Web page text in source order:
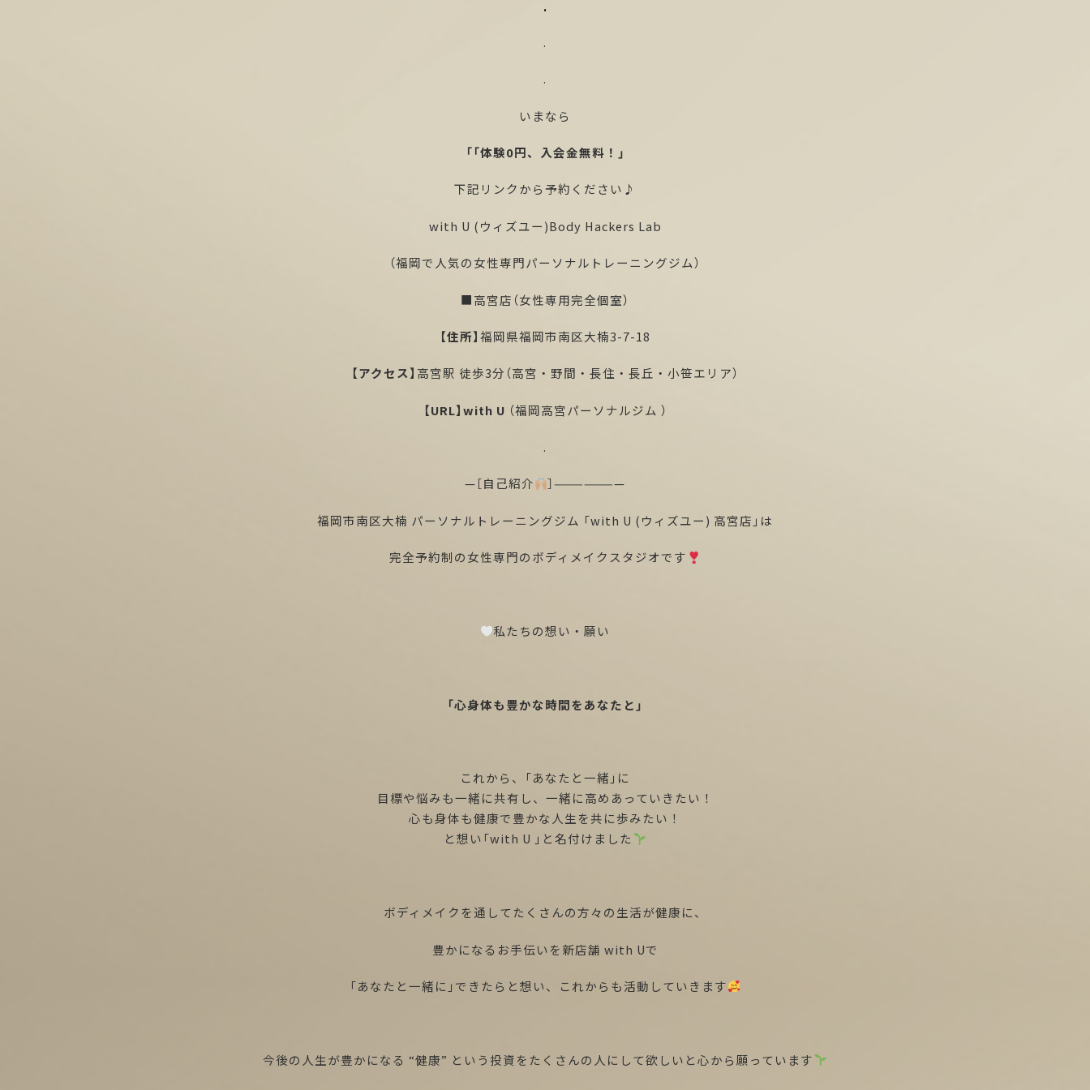
.
.
.
いまなら
「「体験0円、入会金無料！」
下記リンクから予約ください♪
with U (ウィズユー)Body Hackers Lab
（福岡で人気の女性専門パーソナルトレーニングジム）
■高宮店（女性専用完全個室）
【住所】福岡県福岡市南区大楠3-7-18
【アクセス】 高宮駅 徒歩3分（高宮・野間・長住・長丘・小笹エリア）
【URL】with U （福岡高宮パーソナルジム ）
.
—［自己紹介 ］———————
福岡市南区大楠 パーソナルトレーニングジム 「with U (ウィズユー) 高宮店」は
完全予約制の女性専門のボディメイクスタジオです
私たちの想い・願い
「心身体も豊かな時間をあなたと」
これから、「あなたと一緒」に
目標や悩みも一緒に共有し、一緒に高めあっていきたい！
心も身体も健康で豊かな人生を共に歩みたい！
と想い「with U 」と名付けました
ボディメイクを通してたくさんの方々の生活が健康に、
豊かになるお手伝いを新店舗 with Uで
「あなたと一緒に」できたらと想い、これからも活動していきます
今後の人生が豊かになる “健康” という投資をたくさんの人にして欲しいと心から願っています